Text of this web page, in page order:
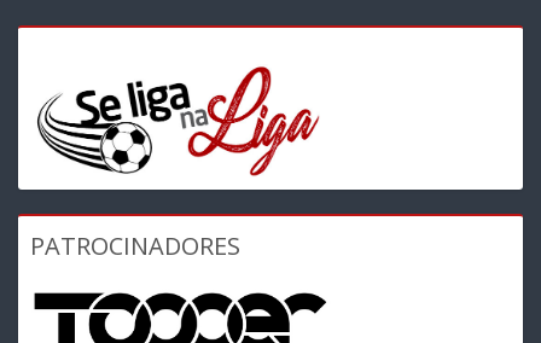
PATROCINADORES